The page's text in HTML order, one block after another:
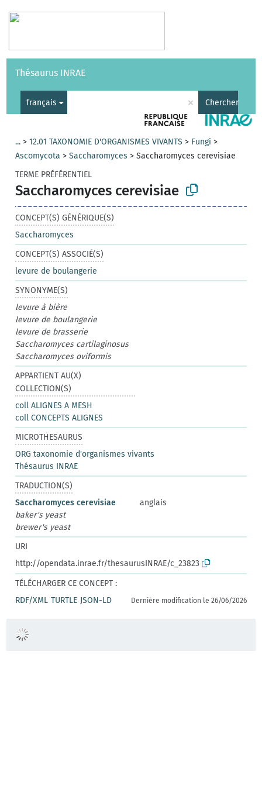
Vocabulaires API
Thésaurus INRAE
français × Chercher
... >12.01 TAXONOMIE D'ORGANISMES VIVANTS > Fungi >
Ascomycota >Saccharomyces >Saccharomyces cerevisiae
TERME PRÉFÉRENTIEL
Saccharomyces cerevisiae
CONCEPT(S) GÉNÉRIQUE(S)
Saccharomyces
CONCEPT(S) ASSOCIÉ(S)
levure de boulangerie
SYNONYME(S)
levure à bière
levure de boulangerie
levure de brasserie
Saccharomyces cartilaginosus
Saccharomyces oviformis
APPARTIENT AU(X)
COLLECTION(S)
coll ALIGNES A MESH
coll CONCEPTS ALIGNES
MICROTHESAURUS
ORG taxonomie d'organismes vivants
Thésaurus INRAE
TRADUCTION(S)
Saccharomyces cerevisiae
anglais
baker's yeast
brewer's yeast
URI
http://opendata.inrae.fr/thesaurusINRAE/c_23823
TÉLÉCHARGER CE CONCEPT :
RDF/XML TURTLE JSON-LD Dernière modification le 26/06/2026